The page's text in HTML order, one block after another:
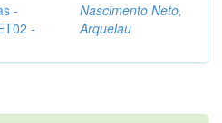
-
-
Nascimento Neto,
Arquelau